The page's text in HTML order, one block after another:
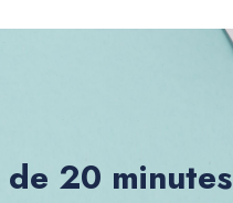
20 minutes